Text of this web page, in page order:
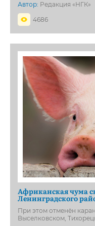
Автор: Редакция «НГК»
4686
Африканская чума
Ленинградского
При этом отменён
Выселковском,